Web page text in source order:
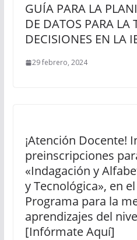
GUÍA PARA LA
DE DATOS PARA LA
DECISIONES EN LA
29 febrero, 2024
¡Atención Docente!
preinscripciones
«Indagación y
y Tecnológica», en
Programa para la
aprendizajes del
[Infórmate Aquí]